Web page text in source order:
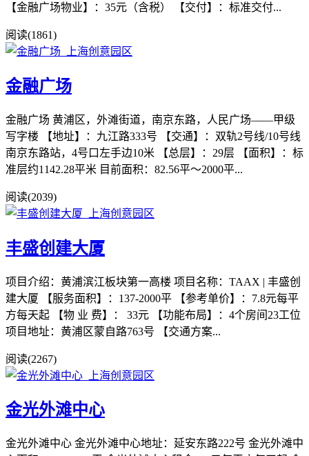
【金融广场物业】：35元（含税） 【交付】：标准交付...
阅读(1861)
金融广场
金融广场 黄浦区，外滩街道，南京东路，人民广场——甲级
写字楼 【地址】：九江路333号 【交通】：双轨2号线/10号线
南京东路站，4号口左手边10米 【总层】：29层 【面积】：标
准层约1142.28平米 目前面积：82.56平～2000平...
阅读(2039)
丰盛创建大厦
项目介绍：黄浦滨江板块第一高楼 项目名称：TAAX | 丰盛创
建大厦 【服务面积】：137-2000平 【参考单价】：7.8元每平
方每天起 【物 业 费】： 33元 【功能布局】：4个房间23工位
项目地址：黄浦区蒙自路763号 【交通方案...
阅读(2267)
金光外滩中心
金光外滩中心 金光外滩中心地址：延安东路222号 金光外滩中